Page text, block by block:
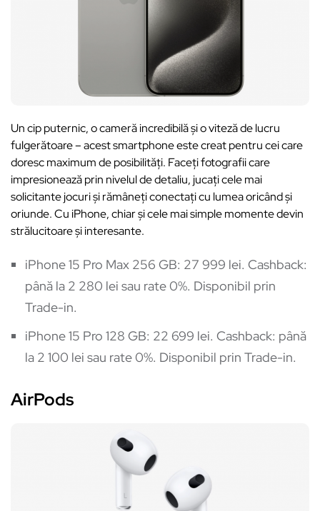
Un cip puternic, o cameră incredibilă și o viteză de lucru
fulgerătoare – acest smartphone este creat pentru cei care
doresc maximum de posibilități. Faceți fotografii care
impresionează prin nivelul de detaliu, jucați cele mai
solicitante jocuri și rămâneți conectați cu lumea oricând și
oriunde. Cu iPhone, chiar și cele mai simple momente devin
strălucitoare și interesante.
iPhone 15 Pro Max 256 GB: 27 999 lei. Cashback:
până la 2 280 lei sau rate 0%. Disponibil prin
Trade-in.
iPhone 15 Pro 128 GB: 22 699 lei. Cashback: până
la 2 100 lei sau rate 0%. Disponibil prin Trade-in.
AirPods